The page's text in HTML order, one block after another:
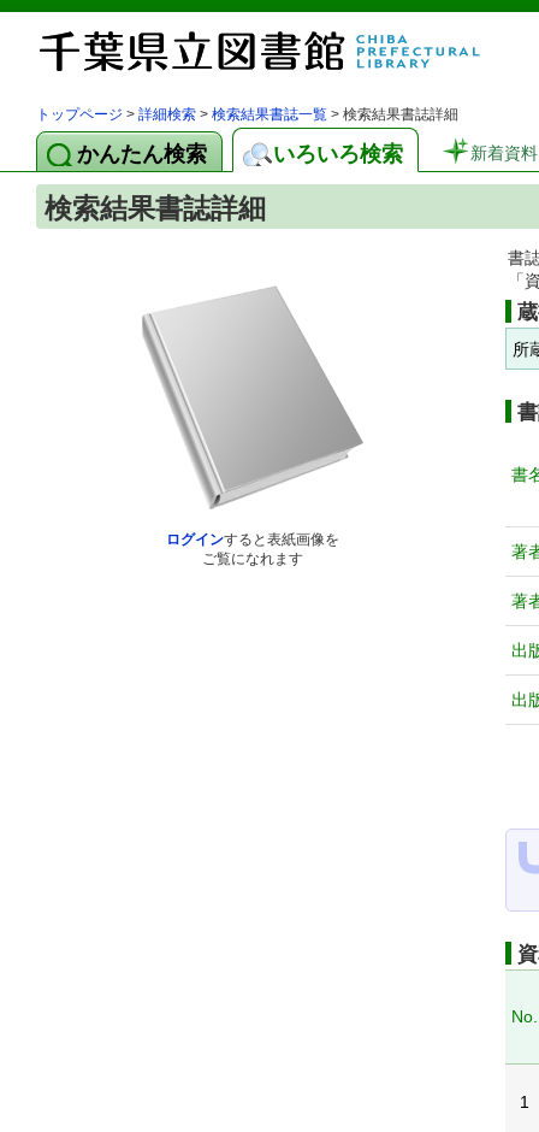
トップページ > 詳細検索 > 検索結果書誌一覧 > 検索結果書誌詳細
かんたん検索 いろいろ検索 新着資料
検索結果書誌詳細
ログインすると表紙画像を
ご覧になれます
書
「
所
書
著
著
出
出
No.
1